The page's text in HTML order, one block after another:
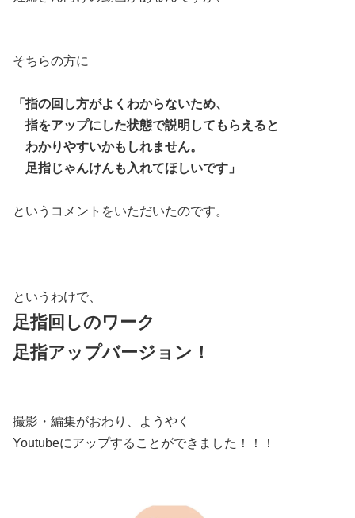
そちらの方に
「指の回し方がよくわからないため、
指をアップにした状態で説明してもらえると
わかりやすいかもしれません。
足指じゃんけんも入れてほしいです」
というコメントをいただいたのです。
というわけで、
足指回しのワーク
足指アップバージョン！
撮影・編集がおわり、ようやく
Youtubeにアップすることができました！！！